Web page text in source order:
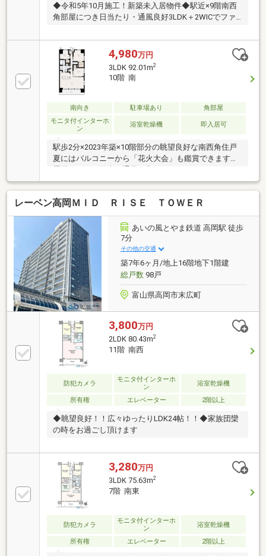
◆令和5年10月施工！新築未入居物件◆駅近×9階南西
角部屋につき日当たり・通風良好3LDK＋2WICでファ
4,980万円
3LDK 92.01m2
10階 南
南向き 駐車場あり
角部屋
モニタ付インターホ
ン
浴室乾燥機 即入居可
駅歩2分×2023年築×10階部分の眺望良好な南西角住戸
夏にはバルコニーから「花火大会」も鑑賞できます高
層階につき、陽当＆通風も良好ランドリーやジム、コ
ンシェルジュやゲストルームなど充実した共有施設を
完備しております３LDK＋WIC×2ヶ所完備アイランド
キッチン＆パントリー完備のLDKは22.5帖洋室5.5帖の
可動間仕切りを開けると、約28帖の広々LDKとしても
ご利用いただけます1坪超の洗面所にはシャワー付の
広々とした独立型洗面台＆収納完備2沿線2駅、またJR
北陸新幹線「新高岡」駅も利用可東京駅・上野駅まで
約2時間半でアクセス可能ですお問い合わせはキヨシ
ハウジングへ！
レーベン高岡ＭＩＤ ＲＩＳＥ ＴＯＷＥＲ
あいの風とやま鉄道 高岡駅 徒歩
7分
その他の交通
築7年6ヶ月/地上16階地下1階建
総戸数98戸
富山県高岡市末広町
3,800万円
2LDK 80.43m2
11階 南西
防犯カメラ
モニタ付インターホ
ン
浴室乾燥機
所有権 エレベーター 2階以上
◆眺望良好！！広々ゆったりLDK24帖！！◆家族団欒
の時をお過ごし頂けます
3,280万円
3LDK 75.63m2
7階 南東
防犯カメラ
モニタ付インターホ
ン
浴室乾燥機
所有権 エレベーター 2階以上